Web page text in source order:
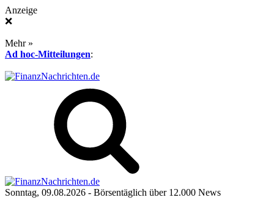
Anzeige
❌
Mehr »
Ad hoc-Mitteilungen:
Sonntag, 09.08.2026 - Börsentäglich über 12.000 News